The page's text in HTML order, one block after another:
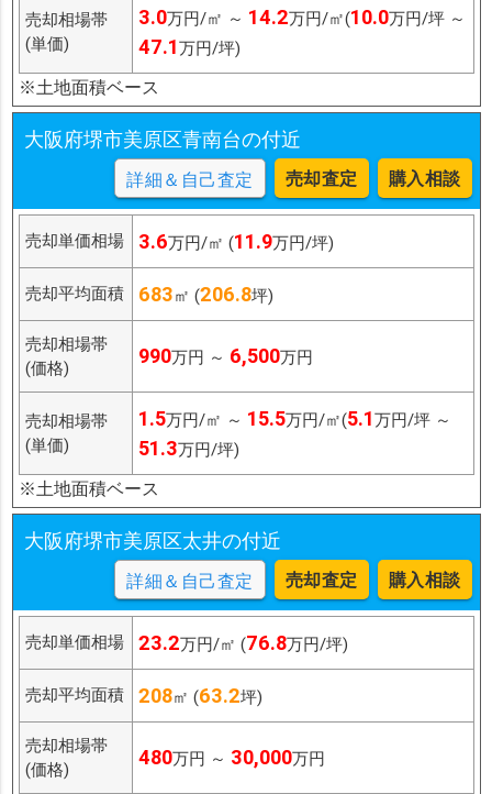
売却相場帯
(単価)
3.0万円/㎡ ～ 14.2万円/㎡(10.0万円/坪 ～
47.1万円/坪)
※土地面積ベース
大阪府堺市美原区青南台の付近
詳細＆自己査定 売却査定 購入相談
売却単価相場 3.6万円/㎡ (11.9万円/坪)
売却平均面積 683㎡ (206.8坪)
売却相場帯
(価格)
990万円 ～ 6,500万円
売却相場帯
(単価)
1.5万円/㎡ ～ 15.5万円/㎡(5.1万円/坪 ～
51.3万円/坪)
※土地面積ベース
大阪府堺市美原区太井の付近
詳細＆自己査定 売却査定 購入相談
売却単価相場 23.2万円/㎡ (76.8万円/坪)
売却平均面積 208㎡ (63.2坪)
売却相場帯
(価格)
480万円 ～ 30,000万円